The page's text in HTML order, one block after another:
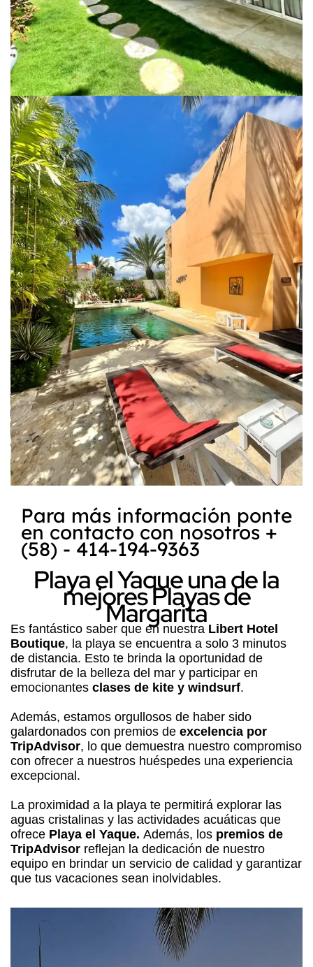
Para más información ponte
en contacto con nosotros +
(58) - 414-194-9363
Playa el Yaque una de la
mejores Playas de
Margarita
Es fantástico saber que en nuestra Libert Hotel
Boutique, la playa se encuentra a solo 3 minutos
de distancia. Esto te brinda la oportunidad de
disfrutar de la belleza del mar y participar en
emocionantes clases de kite y windsurf.
Además, estamos orgullosos de haber sido
galardonados con premios de excelencia por
TripAdvisor, lo que demuestra nuestro compromiso
con ofrecer a nuestros huéspedes una experiencia
excepcional.
La proximidad a la playa te permitirá explorar las
aguas cristalinas y las actividades acuáticas que
ofrece Playa el Yaque. Además, los premios de
TripAdvisor reflejan la dedicación de nuestro
equipo en brindar un servicio de calidad y garantizar
que tus vacaciones sean inolvidables.